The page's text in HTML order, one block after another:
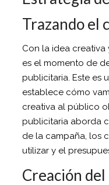
Trazando el
Con la idea
es el momento de
publicitaria. Este es
establece cómo
creativa al público
publicitaria aborda
de la campaña, los
utilizar y el
Creación del